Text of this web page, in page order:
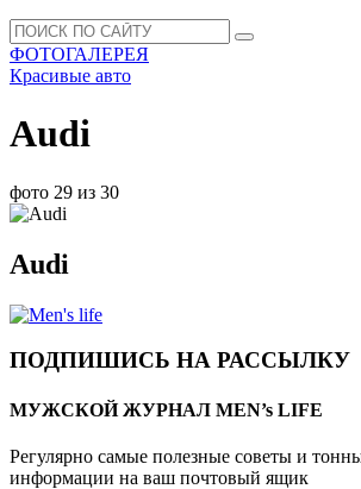
ФОТОГАЛЕРЕЯ
Красивые авто
Audi
фото 29 из 30
Audi
ПОДПИШИСЬ НА РАССЫЛКУ
МУЖСКОЙ ЖУРНАЛ MEN’s LIFE
Регулярно самые полезные советы и
информации на ваш почтовый ящик